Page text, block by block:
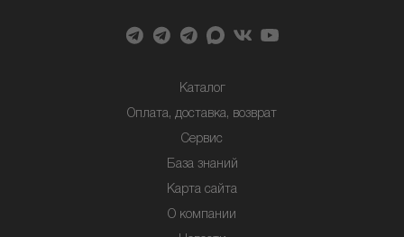
Каталог
Оплата, доставка, возврат
Сервис
База знаний
Карта сайта
О компании